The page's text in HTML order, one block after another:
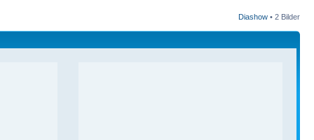
2 Bilder
Diashow •